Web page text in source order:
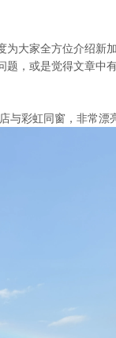
大家全方位介绍新
，或是觉得文章中
彩虹同窗，非常漂